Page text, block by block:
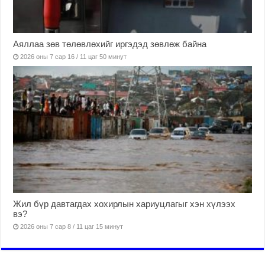
Аяллаа зөв төлөвлөхийг иргэдэд зөвлөж байна
2026 оны 7 сар 16 / 11 цаг 50 минут
Жил бүр давтагдах хохирлын хариуцлагыг хэн хүлээх
вэ?
2026 оны 7 сар 8 / 11 цаг 15 минут